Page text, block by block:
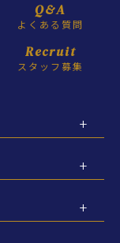
Q&A
よくある質問
Recruit
スタッフ募集